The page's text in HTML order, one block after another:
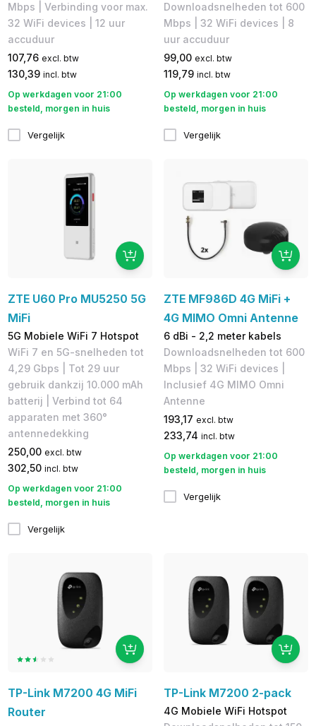
Mbps | Verbinding voor max.
32 WiFi devices | 12 uur
accuduur
107,76 excl. btw
130,39 incl. btw
Op werkdagen voor 21:00
besteld, morgen in huis
Vergelijk
Downloadsnelheden tot 600
Mbps​ | 32 WiFi devices | 8
uur accuduur
99,00 excl. btw
119,79 incl. btw
Op werkdagen voor 21:00
besteld, morgen in huis
Vergelijk
ZTE U60 Pro MU5250 5G
MiFi
5G Mobiele WiFi 7 Hotspot
WiFi 7 en 5G-snelheden tot
4,29 Gbps | Tot 29 uur
gebruik dankzij 10.000 mAh
batterij | Verbind tot 64
apparaten met 360°
antennedekking
250,00 excl. btw
302,50 incl. btw
Op werkdagen voor 21:00
besteld, morgen in huis
Vergelijk
ZTE MF986D 4G MiFi +
4G MIMO Omni Antenne
6 dBi - 2,2 meter kabels
Downloadsnelheden tot 600
Mbps​ | 32 WiFi devices |
Inclusief 4G MIMO Omni
Antenne
193,17 excl. btw
233,74 incl. btw
Op werkdagen voor 21:00
besteld, morgen in huis
Vergelijk
TP-Link M7200 4G MiFi
Router
TP-Link M7200 2-pack
4G Mobiele WiFi Hotspot